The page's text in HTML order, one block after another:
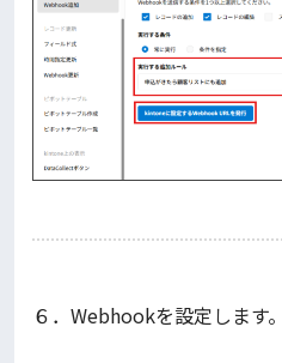
６．Webhookを設定します。